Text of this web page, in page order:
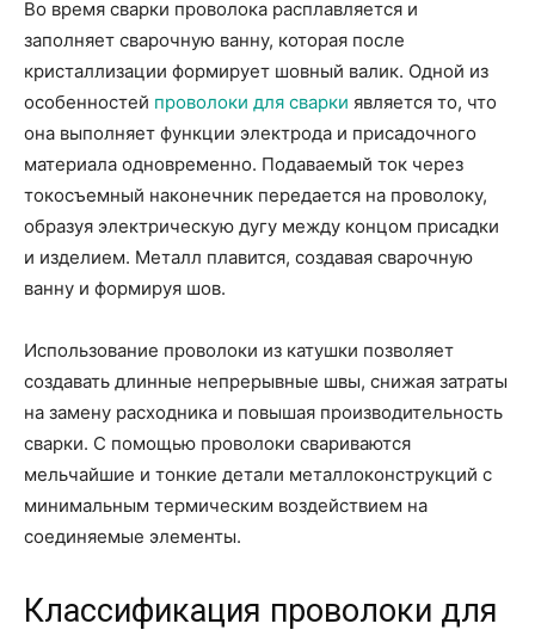
Во время сварки проволока расплавляется и
заполняет сварочную ванну, которая после
кристаллизации формирует шовный валик. Одной из
особенностей проволоки для сварки является то, что
она выполняет функции электрода и присадочного
материала одновременно. Подаваемый ток через
токосъемный наконечник передается на проволоку,
образуя электрическую дугу между концом присадки
и изделием. Металл плавится, создавая сварочную
ванну и формируя шов.
Использование проволоки из катушки позволяет
создавать длинные непрерывные швы, снижая затраты
на замену расходника и повышая производительность
сварки. С помощью проволоки свариваются
мельчайшие и тонкие детали металлоконструкций с
минимальным термическим воздействием на
соединяемые элементы.
Классификация проволоки для